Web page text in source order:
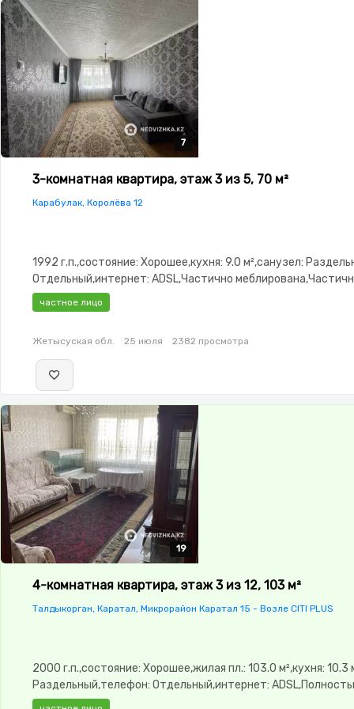
7
7
7
7
7
3-комнатная квартира, этаж 3 из 5, 70 м²
Карабулак, Королёва 12
1992 г.п.,состояние: Хорошее,кухня: 9.0 м²,санузел:
Отдельный,интернет: ADSL,Частично
меблирована,паркинг:
изолированы,Новая сантехника,Кладовка,Счётчики,Тихий
частное лицо
Жетысуская обл. 25 июля 2382 просмотра
19
19
19
19
19
4-комнатная квартира, этаж 3 из 12, 103 м²
Талдыкорган, Каратал, Микрорайон Каратал 15 - Возле CITI PLUS
2000 г.п.,состояние: Хорошее,жилая пл.: 103.0 м²,кухня: 10.3
Раздельный,телефон: Отдельный,интернет:
меблирована,Полностью меблирована,потолки: